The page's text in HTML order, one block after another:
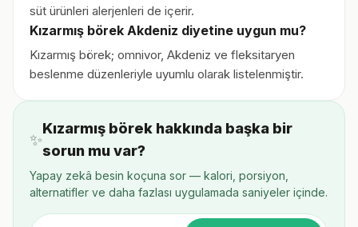
süt ürünleri alerjenleri de içerir.
Kızarmış börek Akdeniz diyetine uygun mu?
Kızarmış börek; omnivor, Akdeniz ve fleksitaryen
beslenme düzenleriyle uyumlu olarak listelenmiştir.
✨
Kızarmış börek hakkında başka bir
sorun mu var?
Yapay zekâ besin koçuna sor — kalori, porsiyon,
alternatifler ve daha fazlası uygulamada saniyeler içinde.